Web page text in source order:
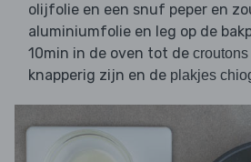
olijfolie en een snuf peper en
aluminiumfolie en leg op de
10min in de oven tot de croutons
knapperig zijn en de plakjes